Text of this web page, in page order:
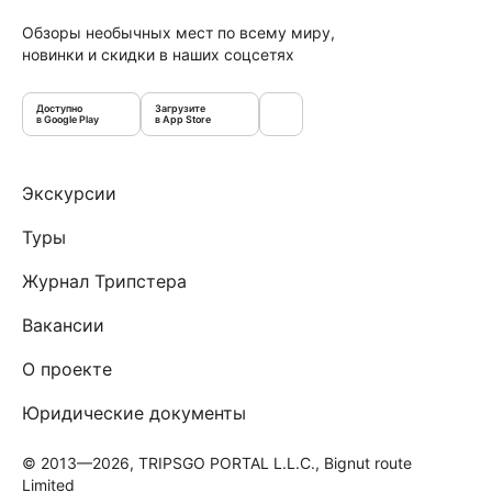
Обзоры необычных мест по всему миру,
новинки и скидки в наших соцсетях
Доступно
в Google Play
Загрузите
в App Store
Экскурсии
Туры
Журнал Трипстера
Вакансии
О проекте
Юридические документы
© 2013—2026, TRIPSGO PORTAL L.L.C., Bignut route
Limited